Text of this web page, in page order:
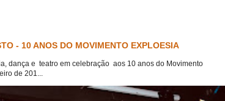
- 10 ANOS DO MOVIMENTO EXPLOESIA
dança e teatro em celebração aos 10 anos do Movimento
de 201...